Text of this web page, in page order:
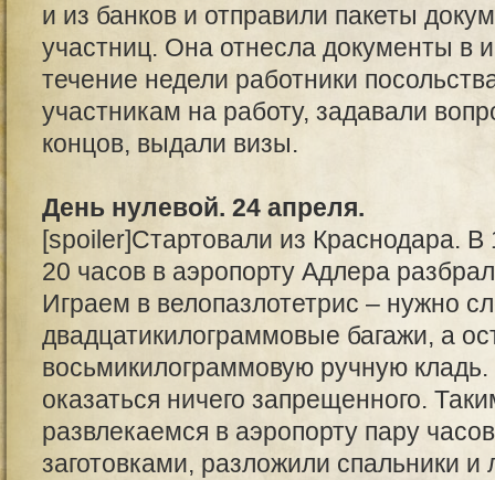
и из банков и отправили пакеты
участниц. Она отнесла документы в
течение недели работники
участникам на работу, задавали
концов, выдали визы.
День нулевой. 24 апреля.
[spoiler]Стартовали из Краснодара.
20 часов в аэропорту Адлера
Играем в велопазлотетрис – нужно
двадцатикилограммовые багажи, а
восьмикилограммовую ручную
оказаться ничего запрещенного.
развлекаемся в аэропорту пару
заготовками, разложили спальники и